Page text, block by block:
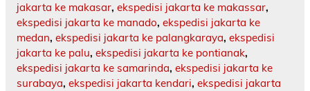
jakarta ke makasar, ekspedisi jakarta ke makassar,
ekspedisi jakarta ke manado, ekspedisi jakarta ke
medan, ekspedisi jakarta ke palangkaraya, ekspedisi
jakarta ke palu, ekspedisi jakarta ke pontianak,
ekspedisi jakarta ke samarinda, ekspedisi jakarta ke
surabaya, ekspedisi jakarta kendari, ekspedisi jakarta